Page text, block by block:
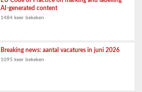
AI-generated content
1484 keer bekeken
Breaking news: aantal vacatures in juni 2026
1095 keer bekeken